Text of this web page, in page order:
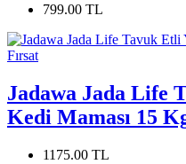
799.00 TL
Jadawa Jada Life
Kedi Maması 15
1175.00 TL